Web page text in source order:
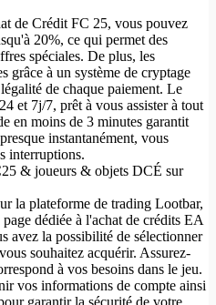
de Crédit FC 25, vous pouvez
20%, ce qui permet des
spéciales. De plus, les
grâce à un système de cryptage
de chaque paiement. Le
et 7j/7, prêt à vous assister à tout
en moins de 3 minutes garantit
instantanément, vous
interruptions.
& joueurs & objets DCÉ sur
la plateforme de trading Lootbar,
dédiée à l'achat de crédits EA
avez la possibilité de sélectionner
souhaitez acquérir. Assurez-
à vos besoins dans le jeu.
vos informations de compte ainsi
garantir la sécurité de votre